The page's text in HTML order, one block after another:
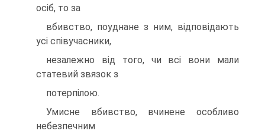
осiб, то за
вбивство, поуднане з ним, вiдповiдають
усi спiвучасники,
незалежно вiд того, чи всi вони мали
статевий звязок з
потерпiлою.
Умисне вбивство, вчинене особливо
небезпечним